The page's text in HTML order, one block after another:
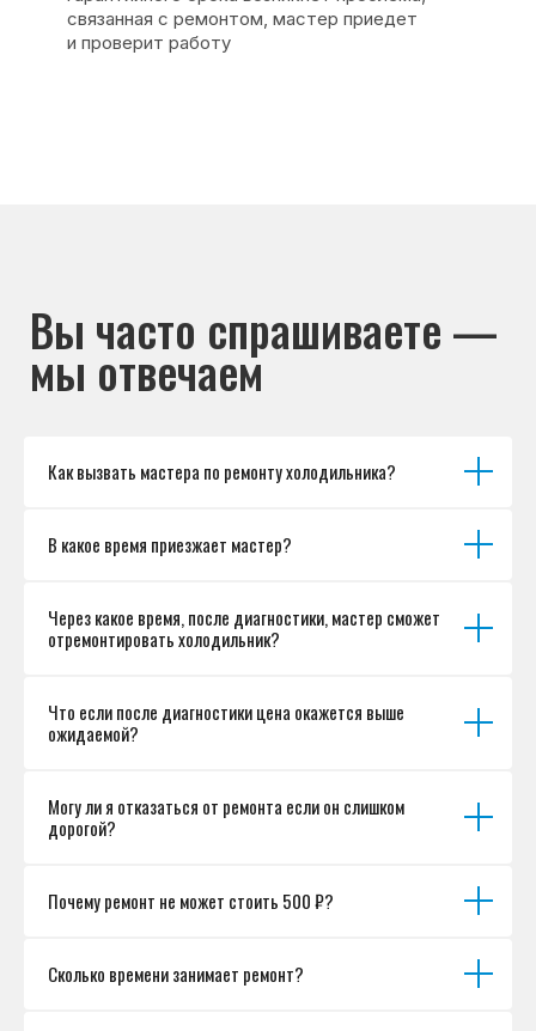
Как вызвать мастера по ремонту холодильника?
В какое время приезжает мастер?
Через какое время, после диагностики, мастер сможет
отремонтировать холодильник?
Что если после диагностики цена окажется выше
ожидаемой?
Могу ли я отказаться от ремонта если он слишком
дорогой?
Почему ремонт не может стоить 500 ₽?
Сколько времени занимает ремонт?
© Сервисный центр «Морозилка.com».
Ремонт холодильников на дому в Москве
и Московской области
Политика обработки персональных данных
Разработка сайта
Для юр.лиц